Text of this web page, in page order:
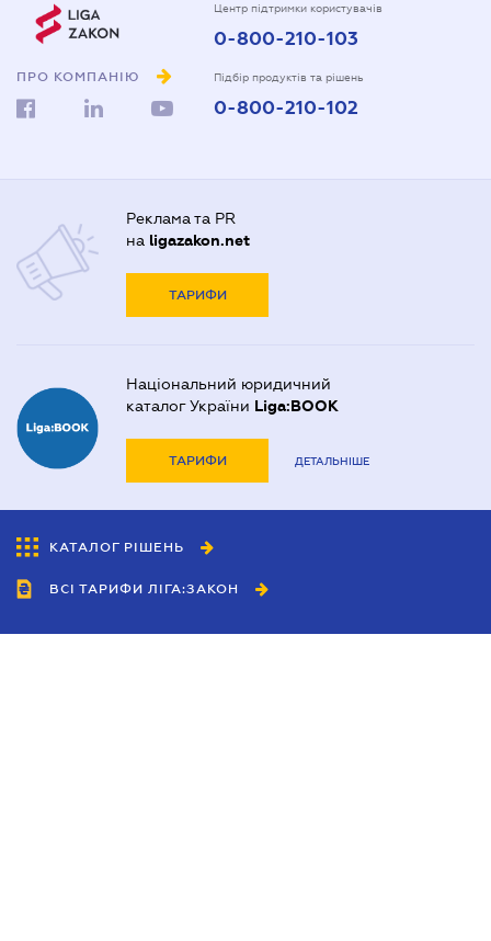
ПРО КОМПАНІЮ
Центр підтримки користувачів
0-800-210-103
Підбір продуктів та рішень
0-800-210-102
Реклама та PR
на ligazakon.net
ТАРИФИ
Національний юридичний
каталог України Liga:BOOK
ТАРИФИ ДЕТАЛЬНІШЕ
КАТАЛОГ РІШЕНЬ
ВСІ ТАРИФИ ЛІГА:ЗАКОН